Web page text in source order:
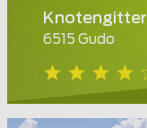
Knotengitter
6515 Gudo